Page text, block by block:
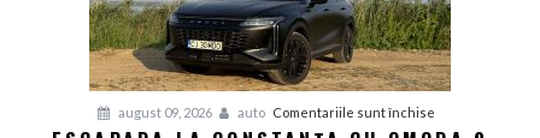
ul
de
hot-
hatch
august 09, 2026 auto Comentariile sunt închise